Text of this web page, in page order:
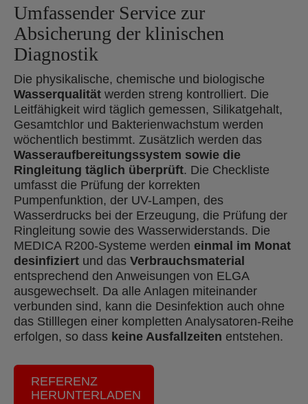
Umfassender Service zur
Absicherung der klinischen
Diagnostik
Die physikalische, chemische und biologische
Wasserqualität werden streng kontrolliert. Die
Leitfähigkeit wird täglich gemessen, Silikatgehalt,
Gesamtchlor und Bakterienwachstum werden
wöchentlich bestimmt. Zusätzlich werden das
Wasseraufbereitungssystem sowie die
Ringleitung täglich überprüft. Die Checkliste
umfasst die Prüfung der korrekten
Pumpenfunktion, der UV-Lampen, des
Wasserdrucks bei der Erzeugung, die Prüfung der
Ringleitung sowie des Wasserwiderstands. Die
MEDICA R200-Systeme werden einmal im Monat
desinfiziert und das Verbrauchsmaterial
entsprechend den Anweisungen von ELGA
ausgewechselt. Da alle Anlagen miteinander
verbunden sind, kann die Desinfektion auch ohne
das Stilllegen einer kompletten Analysatoren-Reihe
erfolgen, so dass keine Ausfallzeiten entstehen.
REFERENZ
HERUNTERLADEN